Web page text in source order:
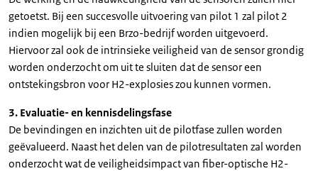
getoetst. Bij een succesvolle uitvoering van pilot 1 zal pilot 2
indien mogelijk bij een Brzo-bedrijf worden uitgevoerd.
Hiervoor zal ook de intrinsieke veiligheid van de sensor grondig
worden onderzocht om uit te sluiten dat de sensor een
ontstekingsbron voor H2-explosies zou kunnen vormen.
3. Evaluatie- en kennisdelingsfase
De bevindingen en inzichten uit de pilotfase zullen worden
geëvalueerd. Naast het delen van de pilotresultaten zal worden
onderzocht wat de veiligheidsimpact van fiber-optische H2-